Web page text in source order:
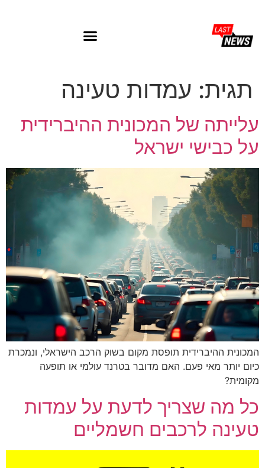
תגית: עמדות טעינה
עלייתה של המכונית ההיברידית
על כבישי ישראל
המכונית ההיברידית תופסת מקום בשוק הרכב הישראלי, ונמכרת
כיום יותר מאי פעם. האם מדובר בטרנד עולמי או תופעה
מקומית?
כל מה שצריך לדעת על עמדות
טעינה לרכבים חשמליים